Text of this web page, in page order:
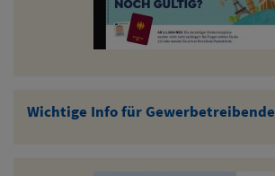
Wichtige Info für Gewerbetreibende